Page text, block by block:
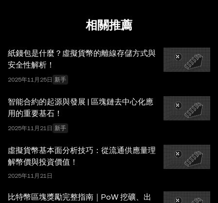
採取一切合理措施確保準確，但我們不對其中可能存在的任
何事實錯誤或遺漏承擔任何責任。OKX Wallet 及相關服務
務條款約束。
相關推薦
紙錢包是什麼？虛擬貨幣的離線存儲方式與
安全性解析！
2025年11月25日 新手
智能合約的起源與發展 | 區塊鏈去中心化應
用的重要基石！
2025年11月21日 新手
虛擬貨幣基本面分析技巧：從流通供應量理
解幣價與投資價值！
2025年11月21日
比特幣區塊獎勵完整指南｜PoW 挖礦、出